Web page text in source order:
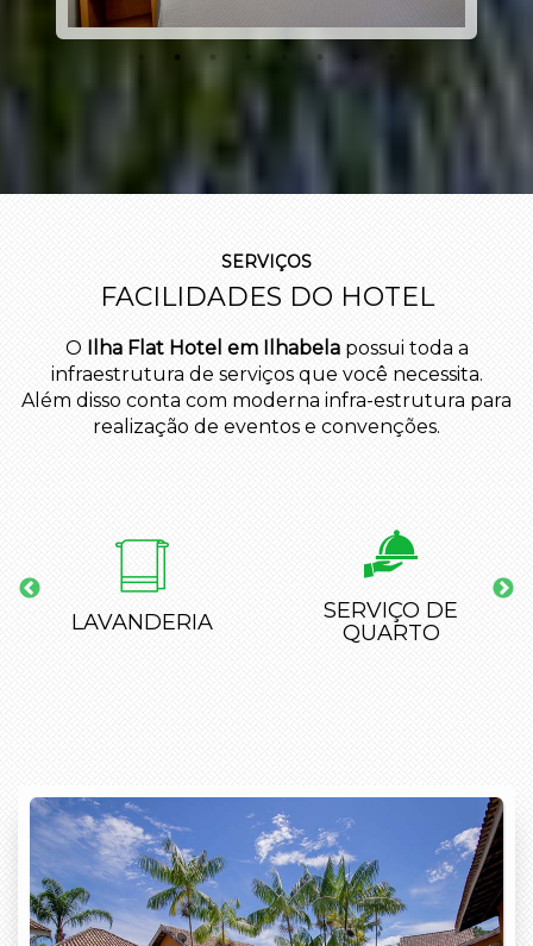
SERVIÇOS
FACILIDADES DO HOTEL
O Ilha Flat Hotel em Ilhabelapossui toda a
infraestrutura de serviços que você necessita.
Além disso conta com moderna infra-estrutura para
realização de eventos e convenções.
SERVIÇO DE
QUARTO
RECEPÇÃO 24
HORAS